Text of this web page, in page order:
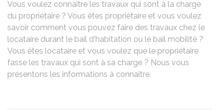
Vous voulez connaître les travaux qui sont à la charge
du propriétaire ? Vous êtes propriétaire et vous voulez
savoir comment vous pouvez faire des travaux chez le
locataire durant le bail d'habitation ou le bail mobilité ?
Vous êtes locataire et vous voulez que le propriétaire
fasse les travaux qui sont à sa charge ? Nous vous
présentons les informations à connaître.